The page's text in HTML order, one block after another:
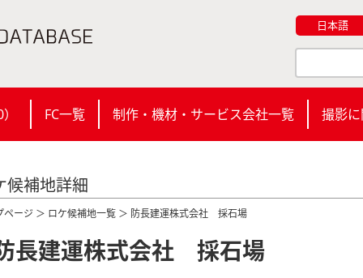
日本語
） FC一覧 制作・機材・サービス会社一覧 撮影
候補地詳細
ページ ＞ ロケ候補地一覧 ＞ 防長建運株式会社 採石場
長建運株式会社 採石場